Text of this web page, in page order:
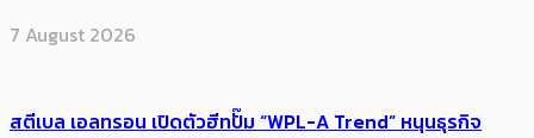
7 August 2026
สตีเบล เอลทรอน เปิดตัวฮีทปั๊ม “WPL-A Trend” หนุนธุรกิจ